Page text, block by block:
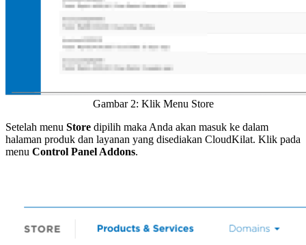
Gambar 2: Klik Menu Store
Setelah menu Store dipilih maka Anda akan masuk ke dalam
halaman produk dan layanan yang disediakan CloudKilat. Klik pada
menu Control Panel Addons.